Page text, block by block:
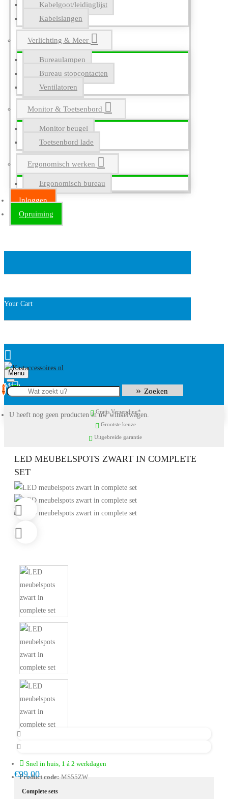
Kabelgoot/leidinglijst
Kabelslangen
Verlichting & Meer
Bureaulampen
Bureau stopcontacten
Ventilatoren
Monitor & Toetsenbord
Monitor beugel
Toetsenbord lade
Ergonomisch werken
Ergonomisch bureau
Inloggen
Opruiming
Your Cart
Menu
0
U heeft nog geen producten in uw winkelwagen.
Zoeken
Gratis Verzending*
Grootste keuze
Uitgebreide garantie
LED MEUBELSPOTS ZWART IN COMPLETE
SET
Snel in huis, 1 á 2 werkdagen
Product code: MS55ZW
€99,00
Complete sets